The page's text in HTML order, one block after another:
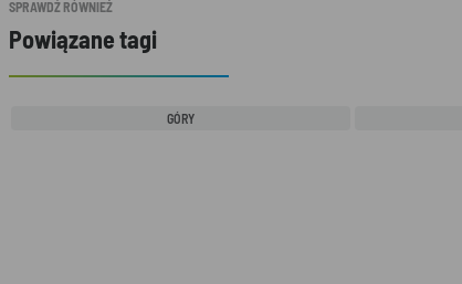
SPRAWDŹ RÓWNIEŻ
Powiązane tagi
GÓRY